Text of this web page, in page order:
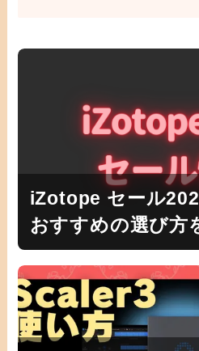
iZotope セール
おすすめの選び方